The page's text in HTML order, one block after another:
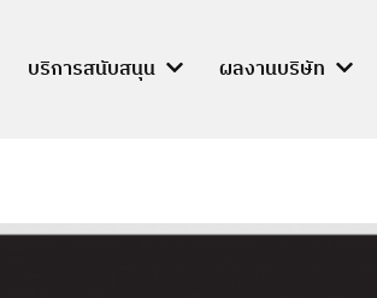
บริการสนับสนุน ผลงานบริษัท